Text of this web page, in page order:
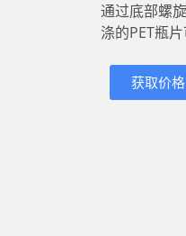
通过底部螺
涤的PET瓶
获取价格